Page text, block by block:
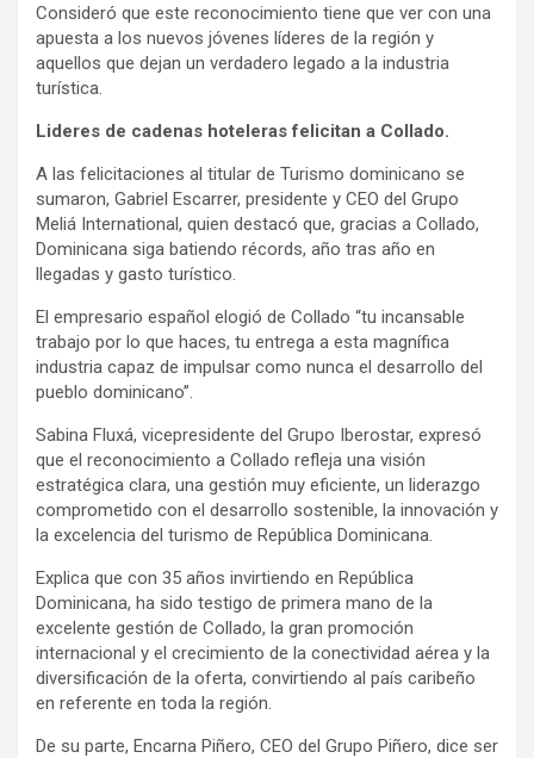
Consideró que este reconocimiento tiene que ver con una
apuesta a los nuevos jóvenes líderes de la región y
aquellos que dejan un verdadero legado a la industria
turística.
Lideres de cadenas hoteleras felicitan a Collado.
A las felicitaciones al titular de Turismo dominicano se
sumaron, Gabriel Escarrer, presidente y CEO del Grupo
Meliá International, quien destacó que, gracias a Collado,
Dominicana siga batiendo récords, año tras año en
llegadas y gasto turístico.
El empresario español elogió de Collado “tu incansable
trabajo por lo que haces, tu entrega a esta magnífica
industria capaz de impulsar como nunca el desarrollo del
pueblo dominicano’’.
Sabina Fluxá, vicepresidente del Grupo Iberostar, expresó
que el reconocimiento a Collado refleja una visión
estratégica clara, una gestión muy eficiente, un liderazgo
comprometido con el desarrollo sostenible, la innovación y
la excelencia del turismo de República Dominicana.
Explica que con 35 años invirtiendo en República
Dominicana, ha sido testigo de primera mano de la
excelente gestión de Collado, la gran promoción
internacional y el crecimiento de la conectividad aérea y la
diversificación de la oferta, convirtiendo al país caribeño
en referente en toda la región.
De su parte, Encarna Piñero, CEO del Grupo Piñero, dice ser